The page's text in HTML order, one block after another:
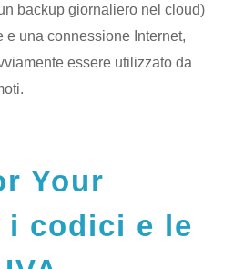
backup giornaliero nel cloud)
e una connessione Internet,
essere utilizzato da
Your
i codici e le